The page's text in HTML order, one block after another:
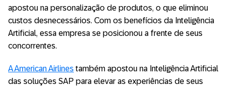
apostou na personalização de produtos, o que eliminou
custos desnecessários. Com os benefícios da Inteligência
Artificial, essa empresa se posicionou a frente de seus
concorrentes.
A American Airlinestambém apostou na Inteligência Artificial
das soluções SAP para elevar as experiências de seus